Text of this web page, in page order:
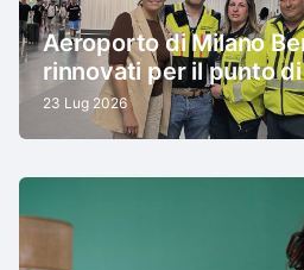
Aeroporto di Milano
rinnovati per il punto
23 Lug 2026